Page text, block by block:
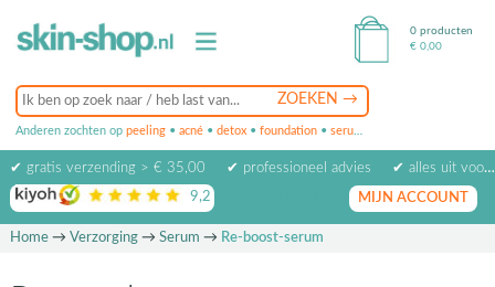
Anderen zochten op peeling • acné • detox • foundation • serum
0 producten
€ 0,00
✔ gratis verzending > € 35,00 ✔ professioneel advies
✔ alles uit voorraad leverbaar
9,2 op basis van beoordelingen
MIJN ACCOUNT
Home→ Verzorging→ Serum → Re-boost-serum